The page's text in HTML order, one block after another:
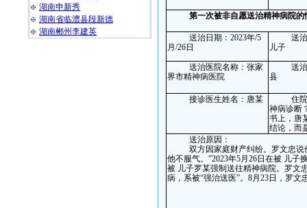
湖南申新秀
湖南省临澧县段新德
湖南郴州李建英
第一次被非自愿送治精神病院的
送治日期： 2023年/5
月 /26日
送
儿子
送治医院名称： 张家
界市精神病医院
送
县
接诊医生姓名： 唐某
住
神病诊断
书上，唐
结论，而
送治原因：
双方因家庭财产纠纷。 罗文忠说
他不服气。”2023年5月 26日在被 儿子
被 儿子罗某强制送往精神病院。
罗文
病，系被“强治送医”。 8月 23日，罗文